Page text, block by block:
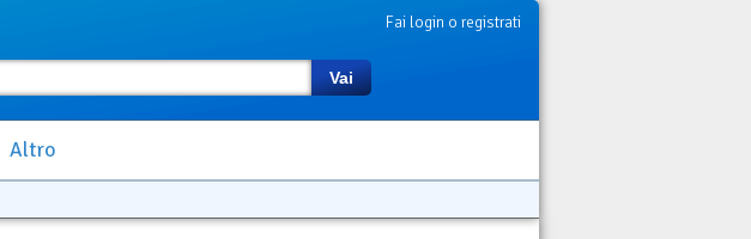
Fai login o registrati
Vai
Altro